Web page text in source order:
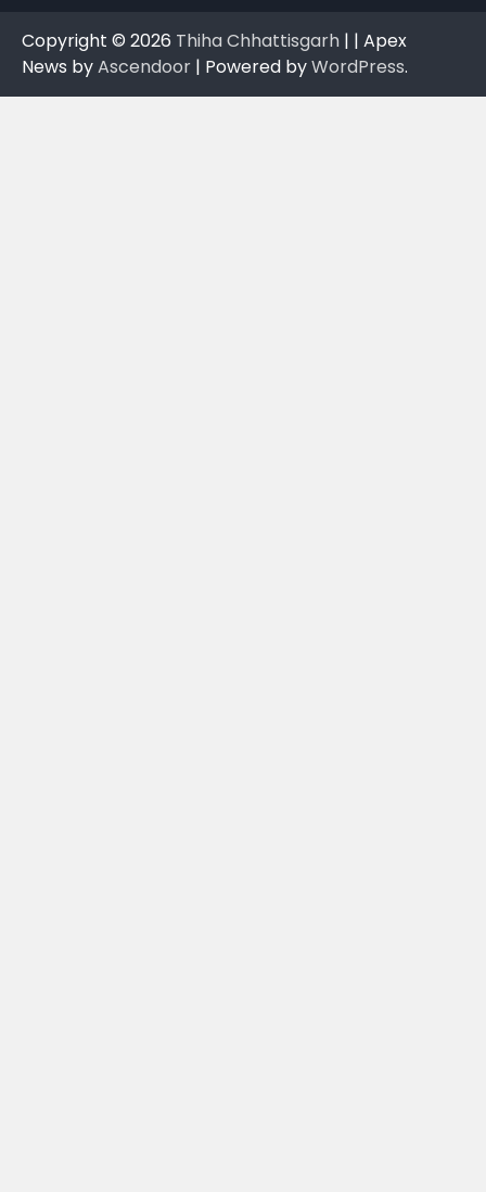
Copyright © 2026 Thiha Chhattisgarh | | Apex
News byAscendoor | Powered byWordPress.